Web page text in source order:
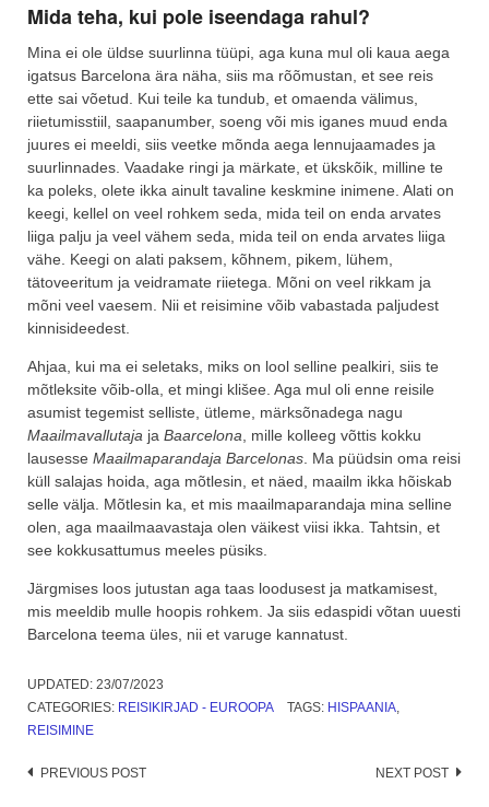
Mida teha, kui pole iseendaga rahul?
Mina ei ole üldse suurlinna tüüpi, aga kuna mul oli kaua aega
igatsus Barcelona ära näha, siis ma rõõmustan, et see reis
ette sai võetud. Kui teile ka tundub, et omaenda välimus,
riietumisstiil, saapanumber, soeng või mis iganes muud enda
juures ei meeldi, siis veetke mõnda aega lennujaamades ja
suurlinnades. Vaadake ringi ja märkate, et ükskõik, milline te
ka poleks, olete ikka ainult tavaline keskmine inimene. Alati on
keegi, kellel on veel rohkem seda, mida teil on enda arvates
liiga palju ja veel vähem seda, mida teil on enda arvates liiga
vähe. Keegi on alati paksem, kõhnem, pikem, lühem,
tätoveeritum ja veidramate riietega. Mõni on veel rikkam ja
mõni veel vaesem. Nii et reisimine võib vabastada paljudest
kinnisideedest.
Ahjaa, kui ma ei seletaks, miks on lool selline pealkiri, siis te
mõtleksite võib-olla, et mingi klišee. Aga mul oli enne reisile
asumist tegemist selliste, ütleme, märksõnadega nagu
Maailmavallutaja ja Baarcelona, mille kolleeg võttis kokku
lausesse Maailmaparandaja Barcelonas. Ma püüdsin oma reisi
küll salajas hoida, aga mõtlesin, et näed, maailm ikka hõiskab
selle välja. Mõtlesin ka, et mis maailmaparandaja mina selline
olen, aga maailmaavastaja olen väikest viisi ikka. Tahtsin, et
see kokkusattumus meeles püsiks.
Järgmises loos jutustan aga taas loodusest ja matkamisest,
mis meeldib mulle hoopis rohkem. Ja siis edaspidi võtan uuesti
Barcelona teema üles, nii et varuge kannatust.
UPDATED: 23/07/2023
CATEGORIES: REISIKIRJAD - EUROOPA TAGS: HISPAANIA,
REISIMINE
Post
PREVIOUS POST NEXT POST